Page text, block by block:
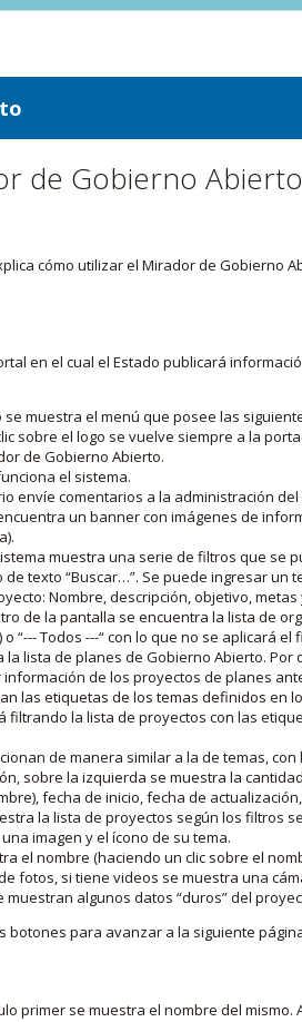
de Gobierno Abierto
cómo utilizar el Mirador de
en el cual el Estado publicará
muestra el menú que posee las
sobre el logo se vuelve siempre a la
de Gobierno Abierto.
el sistema.
envíe comentarios a la administración
un banner con imágenes de
muestra una serie de filtros que se
de texto “Buscar…”. Se puede ingresar
Nombre, descripción, objetivo,
de la pantalla se encuentra la lista de
“--- Todos ---“ con lo que no se aplicará
la lista de planes de Gobierno Abierto.
de los proyectos de planes
las etiquetas de los temas definidos en
filtrando la lista de proyectos con las
de manera similar a la de temas,
sobre la izquierda se muestra la
fecha de inicio, fecha de
la lista de proyectos según los filtros
imagen y el ícono de su tema.
el nombre (haciendo un clic sobre el
fotos, si tiene videos se muestra una
muestran algunos datos “duros” del
botones para avanzar a la siguiente
primer se muestra el nombre del